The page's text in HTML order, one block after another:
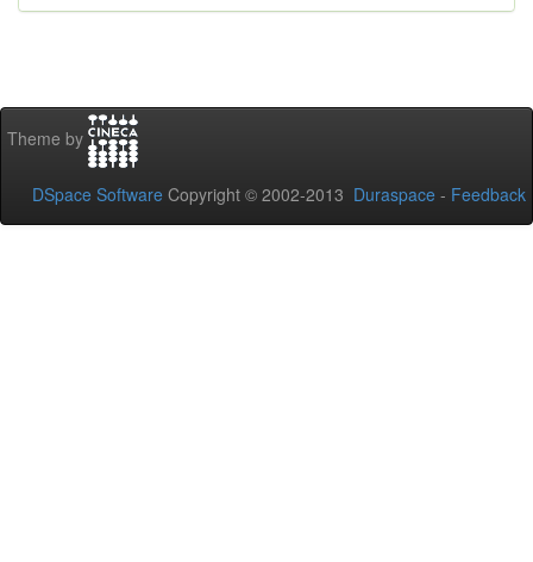
Theme by
DSpace Software Copyright © 2002-2013 Duraspace - Feedback